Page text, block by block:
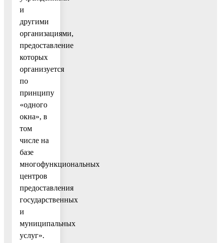
и
другими
организациями,
предоставление
которых
организуется
по
принципу
«одного
окна», в
том
числе на
базе
многофункциональных
центров
предоставления
государственных
и
муниципальных
услуг».